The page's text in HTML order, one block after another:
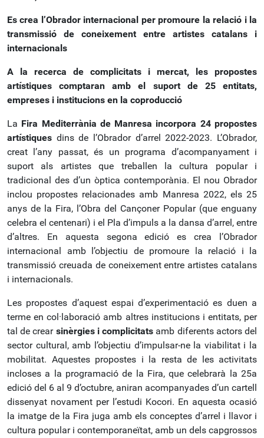
Es crea l’Obrador internacional per promoure la relació i la
transmissió de coneixement entre artistes catalans i
internacionals
A la recerca de complicitats i mercat, les propostes
artístiques comptaran amb el suport de 25 entitats,
empreses i institucions en la coproducció
La Fira Mediterrània de Manresa incorpora 24 propostes
artístiques dins de l’Obrador d’arrel 2022-2023. L’Obrador,
creat l’any passat, és un programa d’acompanyament i
suport als artistes que treballen la cultura popular i
tradicional des d’un òptica contemporània. El nou Obrador
inclou propostes relacionades amb Manresa 2022, els 25
anys de la Fira, l’Obra del Cançoner Popular (que enguany
celebra el centenari) i el Pla d’impuls a la dansa d’arrel, entre
d’altres. En aquesta segona edició es crea l’Obrador
internacional amb l’objectiu de promoure la relació i la
transmissió creuada de coneixement entre artistes catalans
i internacionals.
Les propostes d’aquest espai d’experimentació es duen a
terme en col·laboració amb altres institucions i entitats, per
tal de crear sinèrgies i complicitats amb diferents actors del
sector cultural, amb l’objectiu d’impulsar-ne la viabilitat i la
mobilitat. Aquestes propostes i la resta de les activitats
incloses a la programació de la Fira, que celebrarà la 25a
edició del 6 al 9 d’octubre, aniran acompanyades d’un cartell
dissenyat novament per l’estudi Kocori. En aquesta ocasió
la imatge de la Fira juga amb els conceptes d’arrel i llavor i
cultura popular i contemporaneïtat, amb un dels capgrossos